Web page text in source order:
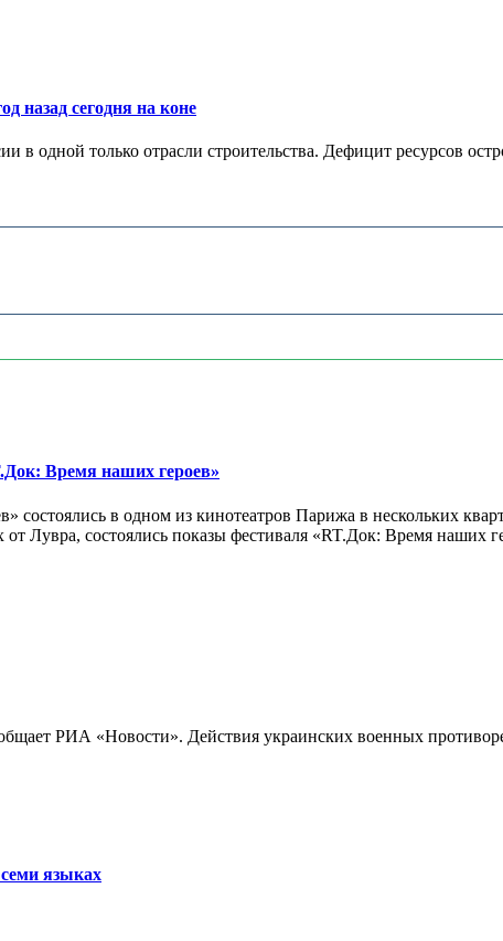
назад сегодня на коне
одной только отрасли строительства. Дефицит ресурсов
Время наших героев»
в одном из кинотеатров Парижа в нескольких
от Лувра, состоялись показы фестиваля «RT.Док: Время
РИА «Новости». Действия украинских военных
языках